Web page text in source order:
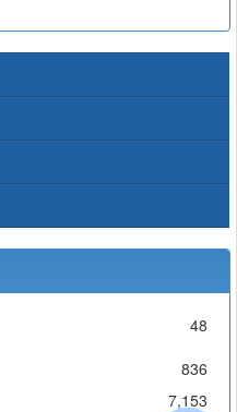
48
836
7,153